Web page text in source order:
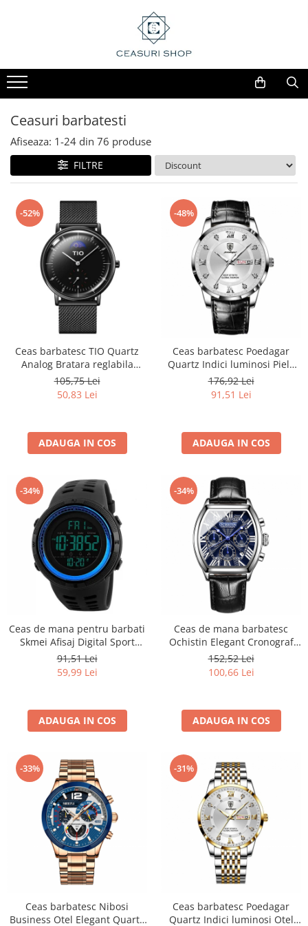
Ceasuri barbatesti
Afiseaza: 1-24 din 76 produse
FILTRE
-52%
Ceas barbatesc TIO Quartz
Analog Bratara reglabila
Fashion Elegant Luxury Otel
inoxidabil
105,75 Lei
50,83 Lei
ADAUGA IN COS
-48%
Ceas barbatesc Poedagar
Quartz Indici luminosi Piele
Analog Negru
176,92 Lei
91,51 Lei
ADAUGA IN COS
-34%
Ceas de mana pentru barbati
Skmei Afisaj Digital Sport
Rezistent la socuri si apa
91,51 Lei
59,99 Lei
ADAUGA IN COS
-34%
Ceas de mana barbatesc
Ochistin Elegant Cronograf
Luxury Fashion Business
Analog Quartz
152,52 Lei
100,66 Lei
ADAUGA IN COS
-33%
Ceas barbatesc Nibosi
Business Otel Elegant Quartz
-31%
Ceas barbatesc Poedagar
Quartz Indici luminosi Otel